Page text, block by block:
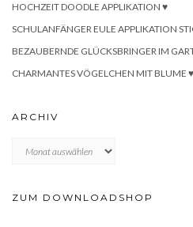
HOCHZEIT DOODLE APPLIKATION ♥
SCHULANFÄNGER EULE APPLIKATION
BEZAUBERNDE GLÜCKSBRINGER IM
CHARMANTES VÖGELCHEN MIT BLUME ♥
ARCHIV
ZUM DOWNLOADSHOP